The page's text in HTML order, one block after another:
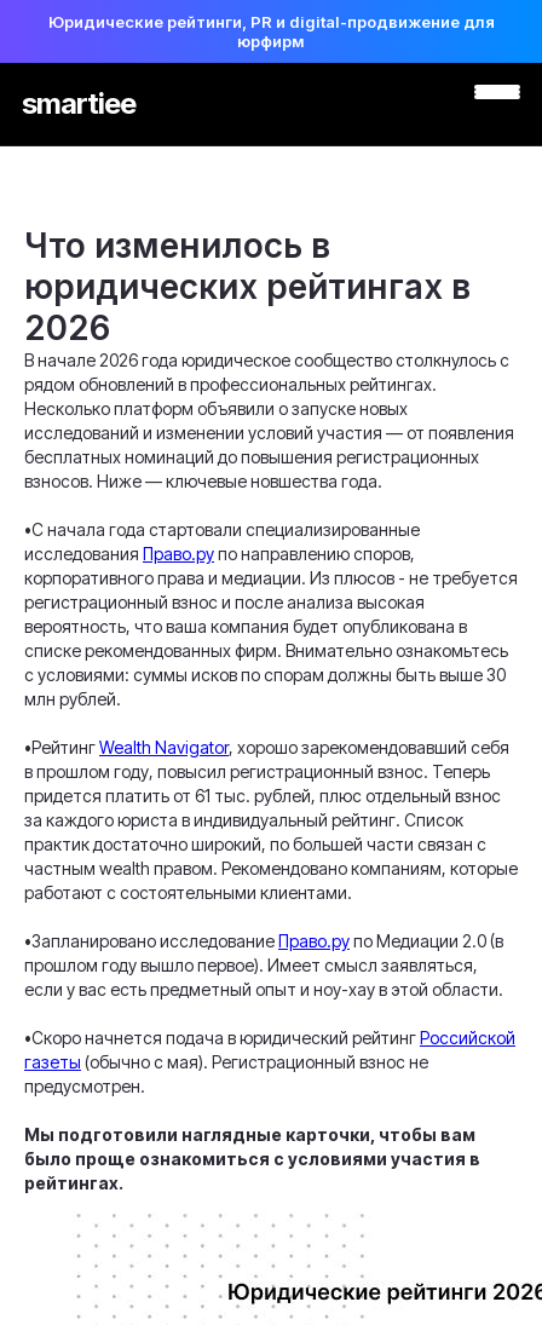
Юридические рейтинги, PR и digital-продвижение для
юрфирм
smartiee
Что изменилось в
юридических рейтингах в
2026
В начале 2026 года юридическое сообщество столкнулось с
рядом обновлений в профессиональных рейтингах.
Несколько платформ объявили о запуске новых
исследований и изменении условий участия — от появления
бесплатных номинаций до повышения регистрационных
взносов. Ниже — ключевые новшества года.
•С начала года стартовали специализированные
исследования Право.рупо направлению споров,
корпоративного права и медиации. Из плюсов - не требуется
регистрационный взнос и после анализа высокая
вероятность, что ваша компания будет опубликована в
списке рекомендованных фирм. Внимательно ознакомьтесь
с условиями: суммы исков по спорам должны быть выше 30
млн рублей.
•РейтингWealth Navigator, хорошо зарекомендовавший себя
в прошлом году, повысил регистрационный взнос. Теперь
придется платить от 61 тыс. рублей, плюс отдельный взнос
за каждого юриста в индивидуальный рейтинг. Список
практик достаточно широкий, по большей части связан с
частным wealth правом. Рекомендовано компаниям, которые
работают с состоятельными клиентами.
•Запланировано исследованиеПраво.рупо Медиации 2.0 (в
прошлом году вышло первое). Имеет смысл заявляться,
если у вас есть предметный опыт и ноу-хау в этой области.
•Скоро начнется подача в юридический рейтингРоссийской
газеты (обычно с мая). Регистрационный взнос не
предусмотрен.
Мы подготовили наглядные карточки, чтобы вам
было проще ознакомиться с условиями участия в
рейтингах.